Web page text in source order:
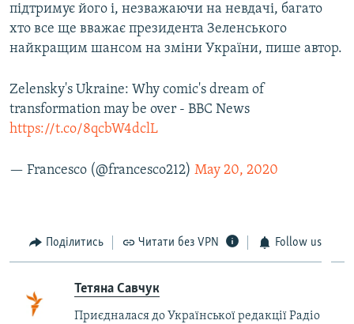
підтримує його і, незважаючи на невдачі, багато
хто все ще вважає президента Зеленського
найкращим шансом на зміни України, пише автор.
Zelensky's Ukraine: Why comic's dream of
transformation may be over - BBC News
https://t.co/8qcbW4dclL
— Francesco (@francesco212) May 20, 2020
Поділитись Читати без VPN Follow us
Тетяна Савчук
Приєдналася до Української редакції Радіо